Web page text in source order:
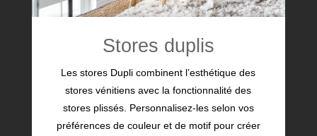
Stores duplis
Les stores Dupli combinent l’esthétique des
stores vénitiens avec la fonctionnalité des
stores plissés. Personnalisez-les selon vos
préférences de couleur et de motif pour créer